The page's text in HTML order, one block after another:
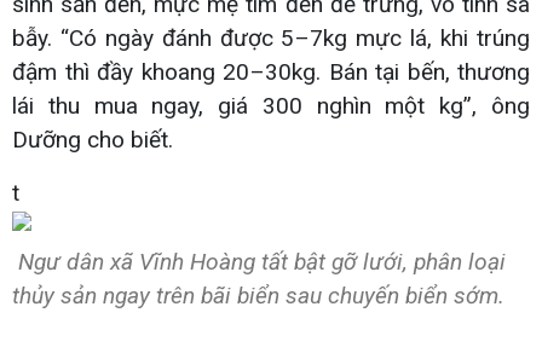
bẫy. “Có ngày đánh được 5–7kg mực lá, khi trúng
đậm thì đầy khoang 20–30kg. Bán tại bến, thương
lái thu mua ngay, giá 300 nghìn một kg”, ông
Dưỡng cho biết.
t
Ngư dân xã Vĩnh Hoàng tất bật gỡ lưới, phân loại
thủy sản ngay trên bãi biển sau chuyến biển sớm.